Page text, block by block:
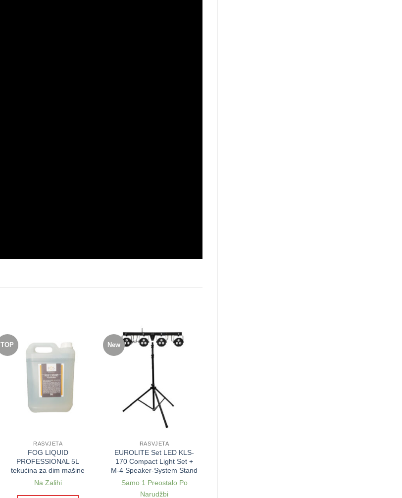
TOP
RASVJETA
FOG LIQUID
PROFESSIONAL 5L
tekućina za dim mašine
Na Zalihi
New
RASVJETA
EUROLITE Set LED KLS-
170 Compact Light Set +
M-4 Speaker-System Stand
Samo 1 Preostalo Po
Narudžbi